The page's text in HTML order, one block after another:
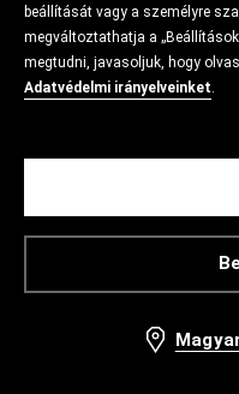
beállítását vagy a személyre
megváltoztathatja a
megtudni, javasoljuk, hogy
Adatvédelmi irányelveinket.